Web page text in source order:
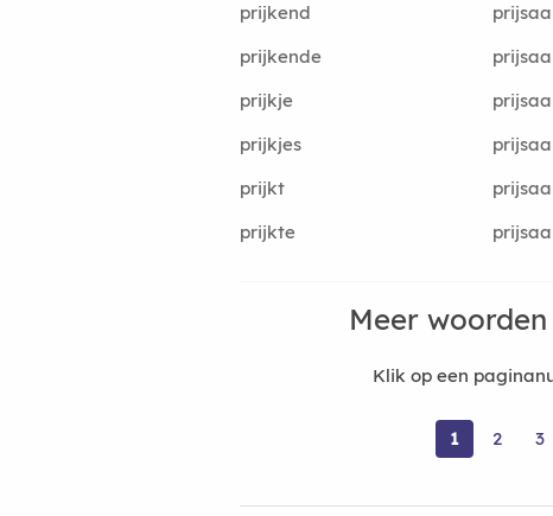
prijkend
prijkende
prijkje
prijkjes
prijkt
prijkte
Meer
Klik op een
1 2 3